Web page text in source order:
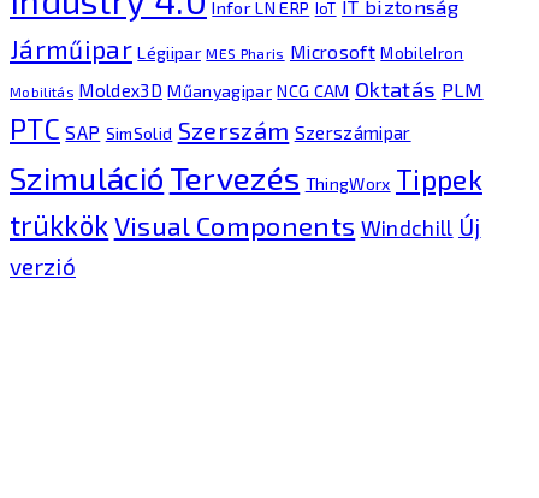
Infor LN ERP IoT IT biztonság
Járműipar Légiipar MES Pharis Microsoft MobileIron
Mobilitás Moldex3D Műanyagipar NCG CAM Oktatás PLM
PTC SAP SimSolid Szerszám Szerszámipar
Szimuláció Tervezés ThingWorx Tippek
trükkök Visual Components Windchill Új
verzió